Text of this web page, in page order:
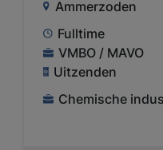
Ammerzoden
Fulltime
VMBO / MAVO
Uitzenden
Chemische